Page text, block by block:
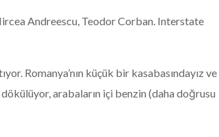
Andreescu, Teodor Corban. Interstate
Romanya’nın küçük bir kasabasındayız ve
arabaların içi benzin (daha doğrusu